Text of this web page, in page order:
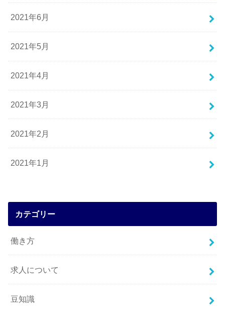
2021年6月
2021年5月
2021年4月
2021年3月
2021年2月
2021年1月
カテゴリー
働き方
求人について
豆知識